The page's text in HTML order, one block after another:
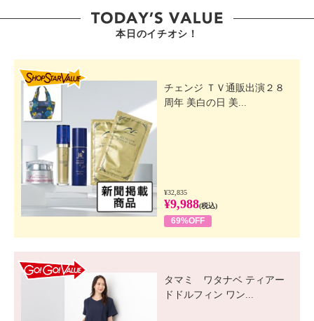
本日のイチオシ！
チェンジ ＴＶ通販出演２８
周年 美白の日 美...
¥32,835
¥9,988(税込)
69%OFF
タマミ ワタナベ ティアー
ドドルフィン ワン...